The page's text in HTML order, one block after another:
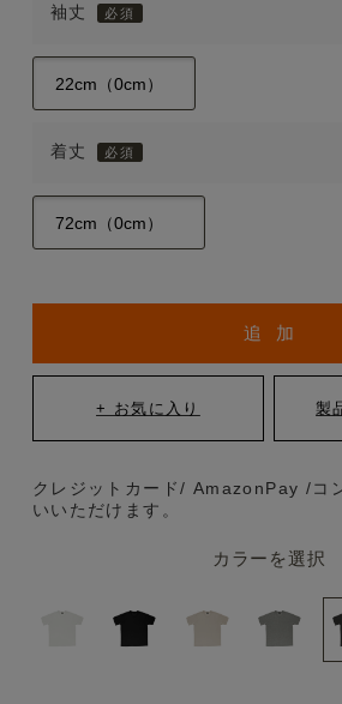
袖丈
着丈
カラーを選択
クレジットカード/ AmazonPay /コ
いいただけます。